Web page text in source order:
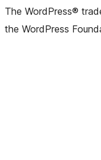
The WordPress®
the WordPress